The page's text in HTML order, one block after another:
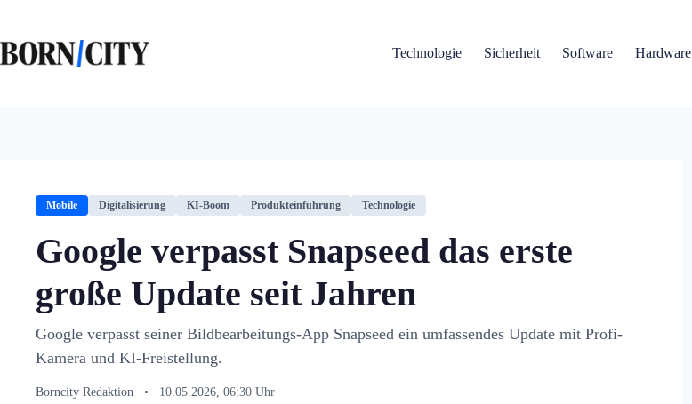
springen
Technologie
Sicherheit Software Hardware
Mobile Digitalisierung KI-Boom Produkteinführung Technologie
Google verpasst Snapseed das erste
große Update seit Jahren
Google verpasst seiner Bildbearbeitungs-App Snapseed ein umfassendes Update mit Profi-
Kamera und KI-Freistellung.
Borncity Redaktion • 10.05.2026, 06:30 Uhr